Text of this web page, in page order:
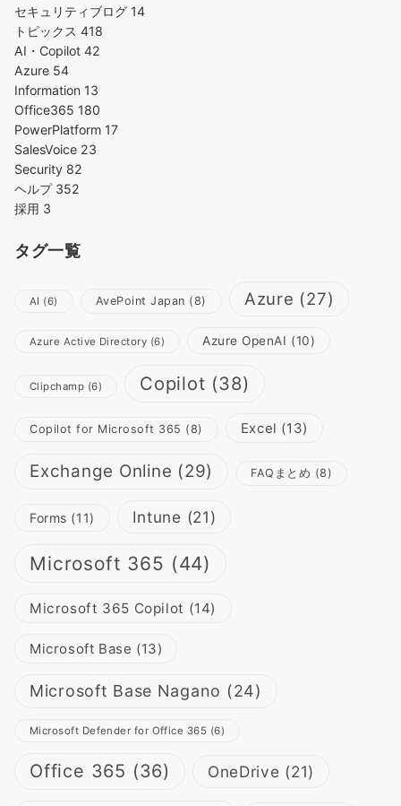
セキュリティブログ 14
トピックス 418
AI・Copilot 42
Azure 54
Information 13
Office365 180
PowerPlatform 17
SalesVoice 23
Security 82
ヘルプ 352
採用 3
タグ一覧
AI (6) AvePoint Japan (8) Azure (27)
Azure Active Directory (6) Azure OpenAI (10)
Clipchamp (6) Copilot (38)
Copilot for Microsoft 365 (8) Excel (13)
Exchange Online (29) FAQまとめ (8)
Forms (11) Intune (21)
Microsoft 365 (44)
Microsoft 365 Copilot (14)
Microsoft Base (13)
Microsoft Base Nagano (24)
Microsoft Defender for Office 365 (6)
Office 365 (36) OneDrive (21)